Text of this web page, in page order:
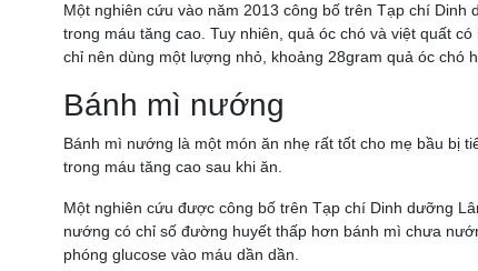
Một nghiên cứu vào năm 2013 công bố trên Tạp chí
trong máu tăng cao. Tuy nhiên, quả óc chó và việt quất
chỉ nên dùng một lượng nhỏ, khoảng 28gram quả óc chó
Bánh mì nướng
Bánh mì nướng là một món ăn nhẹ rất tốt cho mẹ bầu bị
trong máu tăng cao sau khi ăn.
Một nghiên cứu được công bố trên Tạp chí Dinh dưỡng
nướng có chỉ số đường huyết thấp hơn bánh mì chưa
phóng glucose vào máu dần dần.